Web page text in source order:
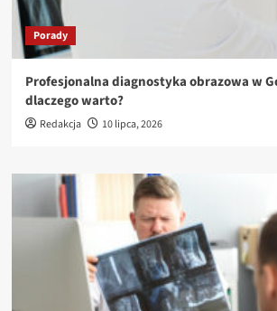
Porady
Profesjonalna diagnostyka obrazowa w
dlaczego warto?
Redakcja 10 lipca, 2026